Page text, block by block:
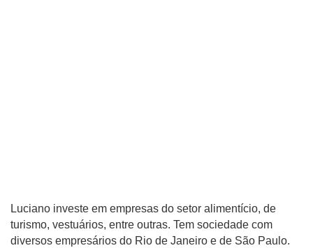
Luciano investe em empresas do setor alimentício, de
turismo, vestuários, entre outras. Tem sociedade com
diversos empresários do Rio de Janeiro e de São Paulo.